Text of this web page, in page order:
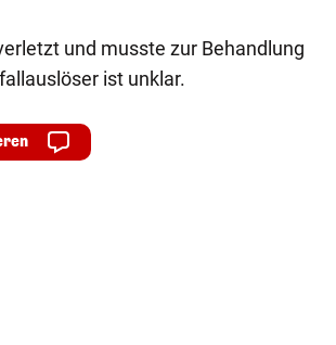
und musste zur Behandlung
ist unklar.